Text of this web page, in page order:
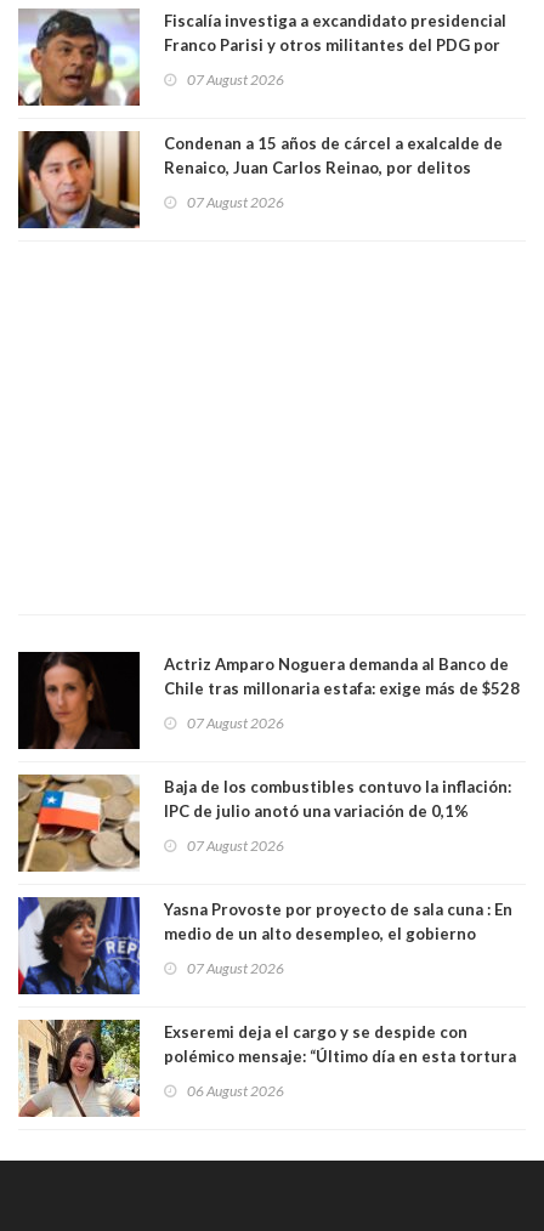
Fiscalía investiga a excandidato presidencial
Franco Parisi y otros militantes del PDG por
07 August 2026
Condenan a 15 años de cárcel a exalcalde de
Renaico, Juan Carlos Reinao, por delitos
07 August 2026
Actriz Amparo Noguera demanda al Banco de
Chile tras millonaria estafa: exige más de $528
07 August 2026
Baja de los combustibles contuvo la inflación:
IPC de julio anotó una variación de 0,1%
07 August 2026
Yasna Provoste por proyecto de sala cuna : En
medio de un alto desempleo, el gobierno
07 August 2026
Exseremi deja el cargo y se despide con
polémico mensaje: “Último día en esta tortura
06 August 2026